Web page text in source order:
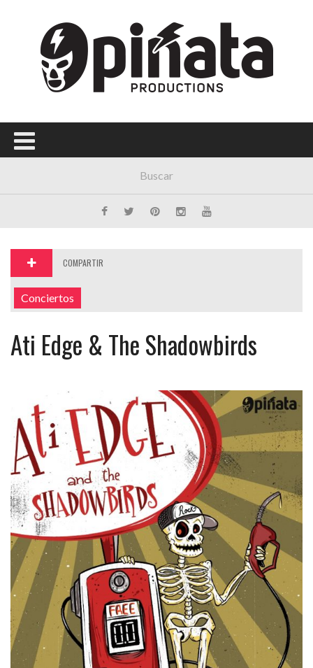
Menú Principal
PORTADA
CONCIERTOS
FESTIVALES
COMPARTIR
Conciertos
Ati Edge & The Shadowbirds